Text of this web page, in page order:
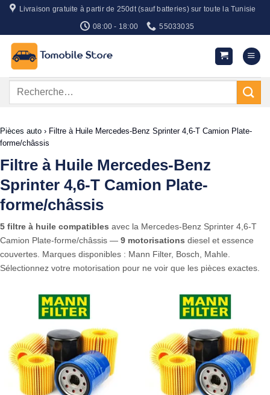
Passer
contenu
Livraison gratuite à partir de 250dt (sauf batteries) sur toute la Tunisie
08:00 - 18:00 55033035
Recherche
Pièces auto › Filtre à Huile Mercedes-Benz Sprinter 4,6-T Camion Plate-
forme/châssis
Filtre à Huile Mercedes-Benz
Sprinter 4,6-T Camion Plate-
forme/châssis
5 filtre à huile compatibles avec la Mercedes-Benz Sprinter 4,6-T
Camion Plate-forme/châssis — 9 motorisations diesel et essence
couvertes. Marques disponibles : Mann Filter, Bosch, Mahle.
Sélectionnez votre motorisation pour ne voir que les pièces exactes.